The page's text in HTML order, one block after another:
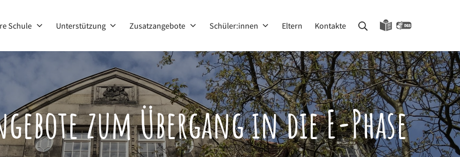
Schule Unterstützung Zusatzangebote Schüler:innen Eltern Kontakte Suche
zum Übergang in die E-Phase